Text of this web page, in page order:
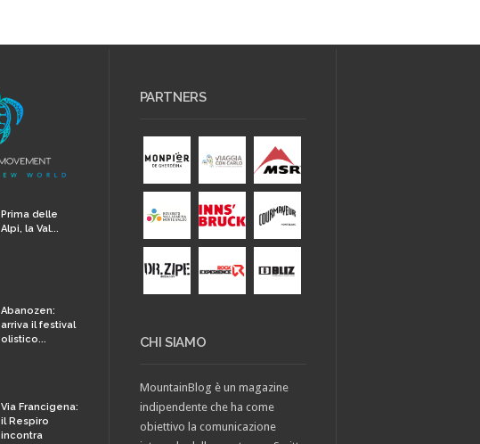
Prima delle
Alpi, la Val...
Abanozen:
arriva il festival
olistico...
Via Francigena:
il Respiro
incontra
PARTNERS
CHI SIAMO
MountainBlog è un magazine
indipendente che ha come
obiettivo la comunicazione